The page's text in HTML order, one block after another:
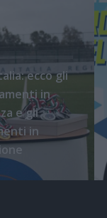
ecco gli
in
e gli
in